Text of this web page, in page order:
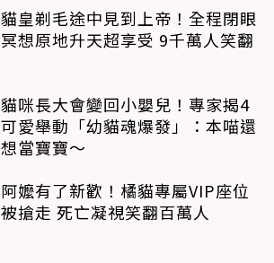
貓皇剃毛途中見到上帝！全程閉眼
冥想原地升天超享受 9千萬人笑翻
貓咪長大會變回小嬰兒！專家揭4
可愛舉動「幼貓魂爆發」：本喵還
想當寶寶～
阿嬤有了新歡！橘貓專屬VIP座位
被搶走 死亡凝視笑翻百萬人